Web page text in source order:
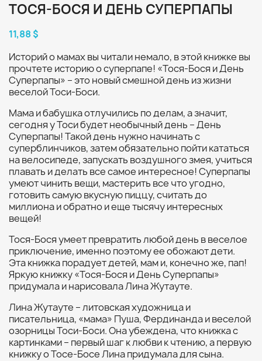
ТОСЯ-БОСЯ И ДЕНЬ СУПЕРПАПЫ
11,88 $
Историй о мамах вы читали немало, в этой книжке вы
прочтете историю о суперпапе! «Тося-Бося и День
Суперпапы» – это новый смешной день из жизни
веселой Тоси-Боси.
Мама и бабушка отлучились по делам, а значит,
сегодня у Тоси будет необычный день – День
Суперпапы! Такой день нужно начинать с
суперблинчиков, затем обязательно пойти кататься
на велосипеде, запускать воздушного змея, учиться
плавать и делать все самое интересное! Суперпапы
умеют чинить вещи, мастерить все что угодно,
готовить самую вкусную пиццу, считать до
миллиона и обратно и еще тысячу интересных
вещей!
Тося-Бося умеет превратить любой день в веселое
приключение, именно поэтому ее обожают дети.
Эта книжка порадует детей, мам и, конечно же, пап!
Яркую книжку «Тося-Бося и День Суперпапы»
придумала и нарисовала Лина Жутауте.
Лина Жутауте – литовская художница и
писательница, «мама» Пуша, Фердинанда и веселой
озорницы Тоси-Боси. Она убеждена, что книжка с
картинками – первый шаг к любви к чтению, а первую
книжку о Тосе-Босе Лина придумала для сына.